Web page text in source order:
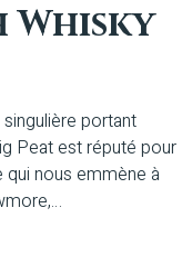
portant
Peat est réputé pour
nous emmène à